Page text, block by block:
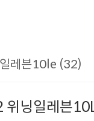
레븐10le (32)
위닝일레븐